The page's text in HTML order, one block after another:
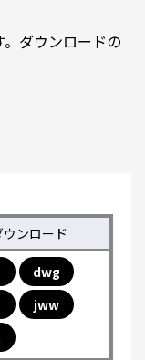
ダウンロードの
ウンロード
dwg
jww